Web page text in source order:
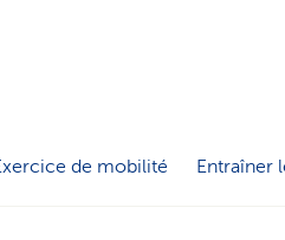
de mobilité Entraîner